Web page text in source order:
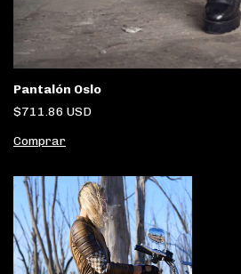
Pantalón Oslo
$711.86 USD
Comprar